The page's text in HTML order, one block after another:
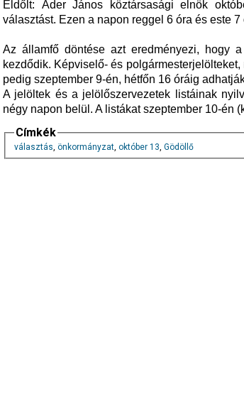
Eldőlt: Áder János köztársasági elnök
választást. Ezen a napon reggel 6 óra és este
Az államfő döntése azt eredményezi, hogy
kezdődik. Képviselő- és
pedig szeptember 9-én, hétfőn 16 óráig
A jelöltek és a jelölőszervezetek listáinak
négy napon belül. A listákat szeptember 10-én
Címkék
választás, önkormányzat, október 13, Gödöllő